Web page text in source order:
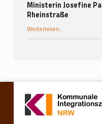
Ministerin Josefine
Rheinstraße
Weiterlesen“Ministerin Josefine Paul zu Gast in der Kita Rheinstraße”
…